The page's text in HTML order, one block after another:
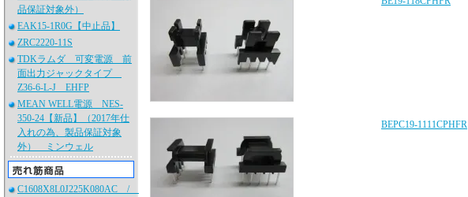
品保証対象外）
EAK15-1R0G【中止品】
ZRC2220-11S
TDKラムダ 可変電源 前
面出力ジャックタイプ
Z36-6-L-J EHFP
MEAN WELL電源 NES-
350-24【新品】（2017年仕
入れの為、製品保証対象
外） ミンウェル
C1608X8L0J225K080AC /
BEPC19-1111CPHFR